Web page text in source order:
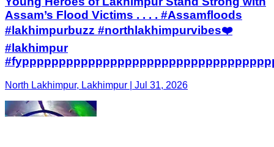
Assam’s Flood Victims . . . . #Assamfloods
#lakhimpurbuzz #northlakhimpurvibes❤️
#lakhimpur
North Lakhimpur, Lakhimpur | Jul 31, 2026